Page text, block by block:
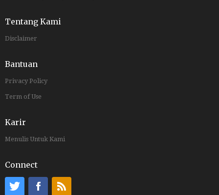
Tentang Kami
Disclaimer
Bantuan
Privacy Policy
Term of Use
Karir
Menulis Untuk Kami
Connect